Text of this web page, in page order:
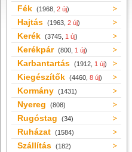
Fék (1968, 2 új)
Hajtás (1963, 2 új)
Kerék (3745, 1 új)
Kerékpár (800, 1 új)
Karbantartás (1912, 1 új)
Kiegészítők (4460, 8 új)
Kormány (1431)
Nyereg (808)
Rugóstag (34)
Ruházat (1584)
Szállítás (182)